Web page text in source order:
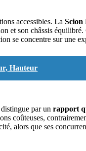
accessibles. La Scion
et son châssis
se concentre sur une
Hauteur
distingue par un rapport
coûteuses,
alors que ses